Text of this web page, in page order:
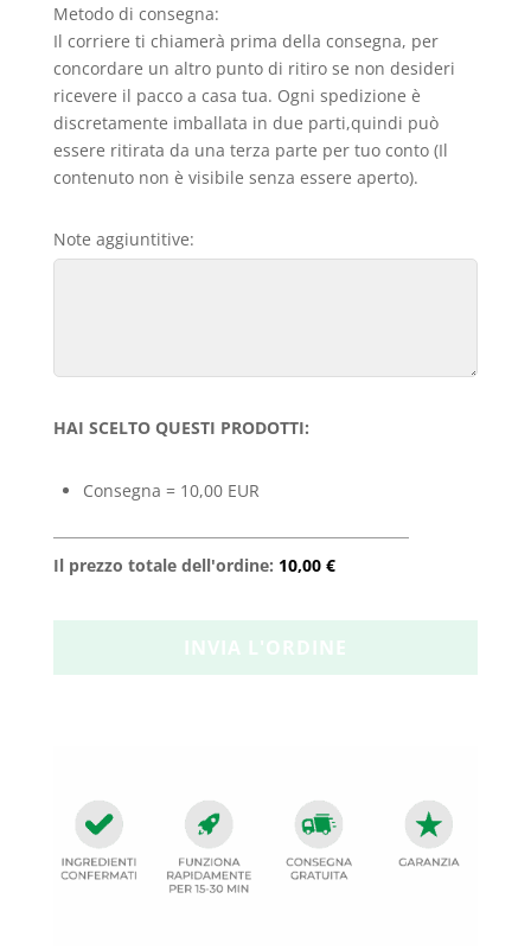
Metodo di consegna:
Il corriere ti chiamerà prima della consegna, per
concordare un altro punto di ritiro se non desideri
ricevere il pacco a casa tua. Ogni spedizione è
discretamente imballata in due parti,quindi può
essere ritirata da una terza parte per tuo conto (Il
contenuto non è visibile senza essere aperto).
Note aggiuntitive:
HAI SCELTO QUESTI PRODOTTI:
Consegna = 10,00 EUR
Il prezzo totale dell'ordine: 10,00 €